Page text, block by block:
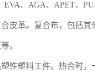
、AGA、APET、
皮革。复合布，包括
。
性塑料工件。热合时